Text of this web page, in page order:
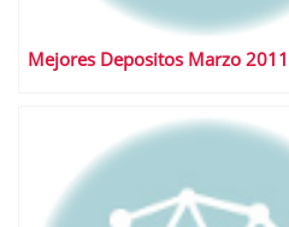
Mejores Depositos Marzo 2011